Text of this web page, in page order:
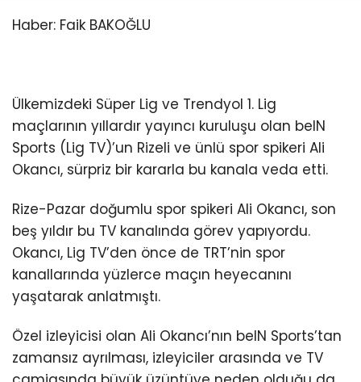
Haber: Faik BAKOĞLU
Ülkemizdeki Süper Lig ve Trendyol 1. Lig
maçlarının yıllardır yayıncı kuruluşu olan beIN
Sports (Lig TV)’un Rizeli ve ünlü spor spikeri Ali
Okancı, sürpriz bir kararla bu kanala veda etti.
Rize-Pazar doğumlu spor spikeri Ali Okancı, son
beş yıldır bu TV kanalında görev yapıyordu.
Okancı, Lig TV’den önce de TRT’nin spor
kanallarında yüzlerce maçın heyecanını
yaşatarak anlatmıştı.
Özel izleyicisi olan Ali Okancı’nın beIN Sports’tan
zamansız ayrılması, izleyiciler arasında ve TV